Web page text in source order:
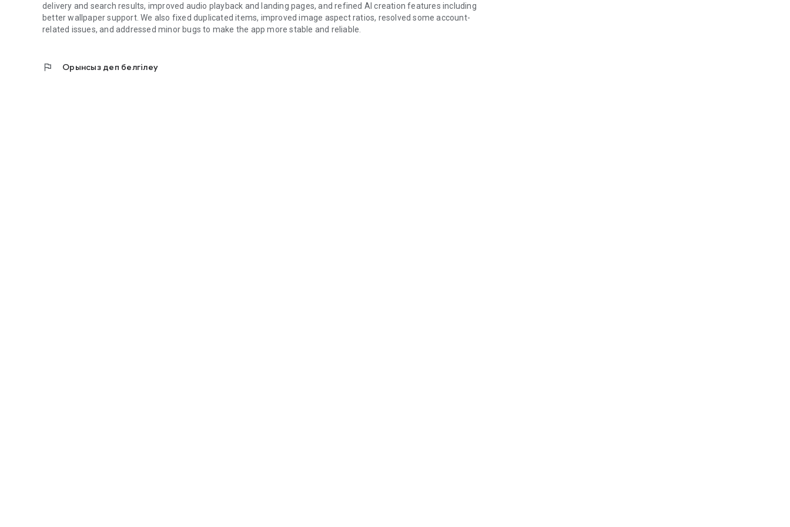
delivery and search results, improved audio playback and landing pages, and refined AI creation features including
better wallpaper support. We also fixed duplicated items, improved image aspect ratios, resolved some account-
related issues, and addressed minor bugs to make the app more stable and reliable.
flag Орынсыз деп белгілеу